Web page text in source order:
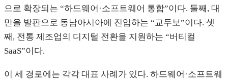
으로 확장되는 “하드웨어·소프트웨어 통합”이다. 둘째, 대
만을 발판으로 동남아시아에 진입하는 “교두보”이다. 셋
째, 전통 제조업의 디지털 전환을 지원하는 “버티컬
SaaS”이다.
이 세 경로에는 각각 대표 사례가 있다. 하드웨어·소프트웨